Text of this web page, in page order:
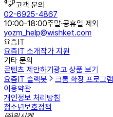
고객 문의
02-6925-4867
10:00-18:00주말·공휴일 제외
yozm_help@wishket.com
요즘IT
요즘IT 소개작가 지원
기타 문의
콘텐츠 제안하기 광고 상품 보기
요즘IT 슬랙봇
크롬 확장 프로그램
이용약관
개인정보 처리방침
청소년보호정책